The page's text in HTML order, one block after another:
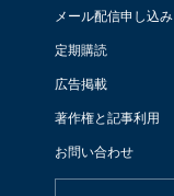
メール配信申し込み
定期購読
広告掲載
著作権と記事利用
お問い合わせ